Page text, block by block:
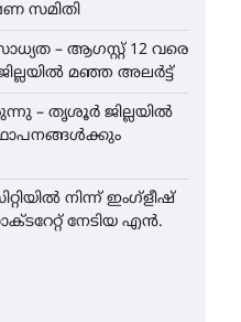
സമിതി
– ആഗസ്റ്റ് 12 വരെ
മഞ്ഞ അലർട്ട്
– തൃശൂർ ജില്ലയിൽ
നിന്ന് ഇംഗ്ളീഷ്
നേടിയ എൻ.